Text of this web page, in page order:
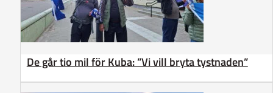
De går tio mil för Kuba: ”Vi vill bryta tystnaden”